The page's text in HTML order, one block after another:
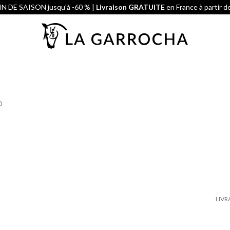
DE SAISON jusqu'à -60 % | Livraison GRATUITEen France à partir